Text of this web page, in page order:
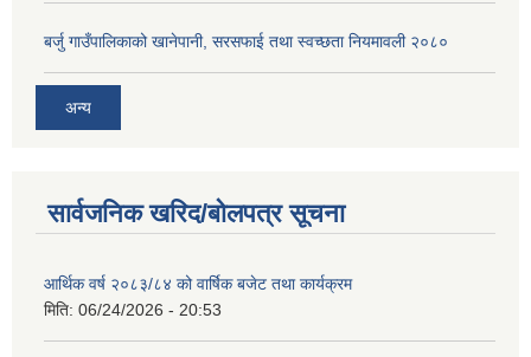
बर्जु गाउँपालिकाको खानेपानी, सरसफाई तथा स्वच्छता नियमावली २०८०
अन्य
सार्वजनिक खरिद/बोलपत्र सूचना
आर्थिक वर्ष २०८३/८४ को वार्षिक बजेट तथा कार्यक्रम
मिति: 06/24/2026 - 20:53